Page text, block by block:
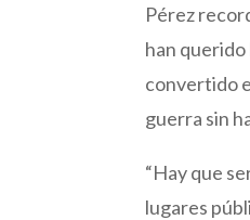
Pérez
han querido
convertido
guerra sin
“Hay que
lugares